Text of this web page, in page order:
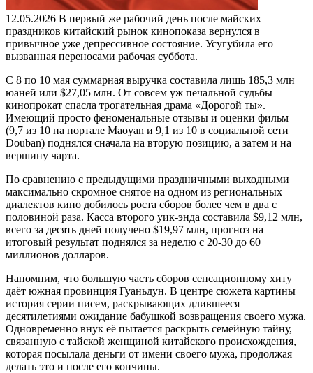
12.05.2026 В первый же рабочий день после майских
праздников китайский рынок кинопоказа вернулся в
привычное уже депрессивное состояние. Усугубила его
вызванная переносами рабочая суббота.
C 8 по 10 мая суммарная выручка составила лишь 185,3 млн
юаней или $27,05 млн. От совсем уж печальной судьбы
кинопрокат спасла трогательная драма «Дорогой ты».
Имеющий просто феноменальные отзывы и оценки фильм
(9,7 из 10 на портале Maoyan и 9,1 из 10 в социальной сети
Douban) поднялся сначала на вторую позицию, а затем и на
вершину чарта.
По сравнению с предыдущими праздничными выходными
максимально скромное снятое на одном из региональных
диалектов кино добилось роста сборов более чем в два с
половиной раза. Касса второго уик-энда составила $9,12 млн,
всего за десять дней получено $19,97 млн, прогноз на
итоговый результат поднялся за неделю с 20-30 до 60
миллионов долларов.
Напомним, что большую часть сборов сенсационному хиту
даёт южная провинция Гуаньдун. В центре сюжета картины
история серии писем, раскрывающих длившееся
десятилетиями ожидание бабушкой возвращения своего мужа.
Одновременно внук её пытается раскрыть семейную тайну,
связанную с тайской женщиной китайского происхождения,
которая посылала деньги от имени своего мужа, продолжая
делать это и после его кончины.